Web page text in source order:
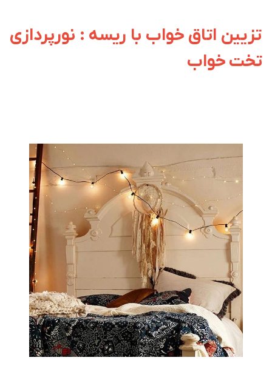
تزیین اتاق خواب با ریسه : نورپردازی
تخت خواب